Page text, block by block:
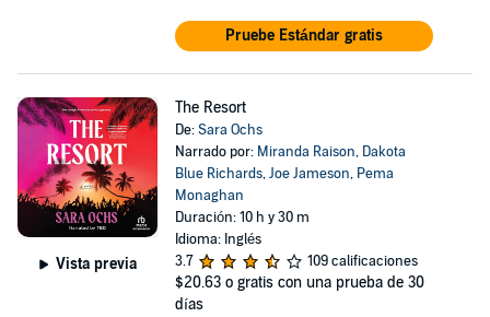
Pruebe Estándar gratis
Vista previa
The Resort
De:Sara Ochs
Narrado por: Miranda Raison, Dakota
Blue Richards,Joe Jameson, Pema
Monaghan
Duración: 10 h y 30 m
Idioma: Inglés
3.7
109 calificaciones
$20.63 o gratis con una prueba de 30
días